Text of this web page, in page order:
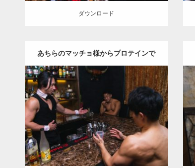
ダウンロード
あちらのマッチョ様からプロテインで
す
Update:
2023.02.6
Category:バーのマッチョ
ダウンロード